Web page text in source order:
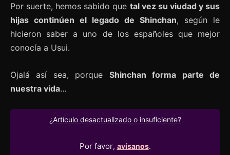
Por suerte, hemos sabido que tal vez su viudad y sus
hijas continúen el legado de Shinchan, según le
hicieron saber a uno de los españoles que mejor
conocía a Usui.
Ojalá así sea, porque Shinchan forma parte de
nuestra vida…
¿Artículo desactualizado o insuficiente?
Por favor, avísanos.